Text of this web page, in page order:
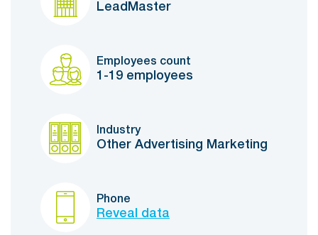
LeadMaster
Employees count
1-19 employees
Industry
Other Advertising Marketing
Phone
Reveal data